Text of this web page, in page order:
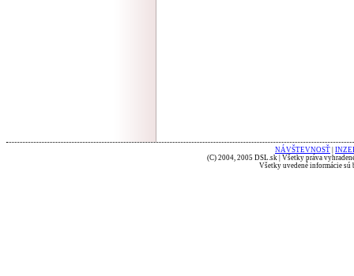
NÁVŠTEVNOSŤ
(C) 2004, 2005 DSL.sk | Všetky práva
Všetky uvedené informácie sú